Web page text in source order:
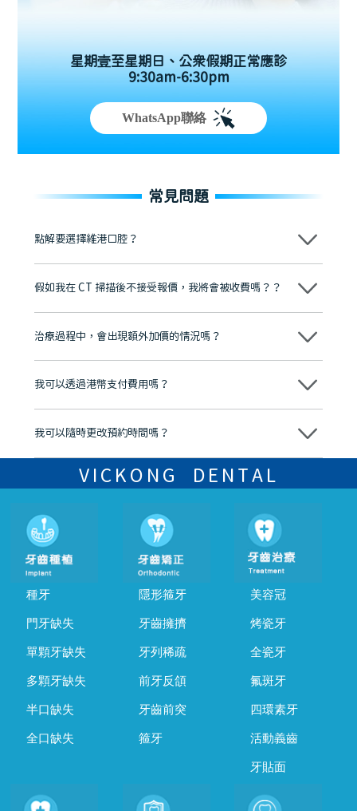
星期壹至星期日、公眾假期正常應診
9:30am-6:30pm
WhatsApp聯絡
常見問題
點解要選擇維港口腔？
維港口腔踐行「醫道濟世」的大學校訓，各分院匯聚來自香港、內地的
牌」、「2025香港企業領袖品牌」，是諾貝爾種植系統全球放心植牙中
至今已服務超過三十個國家和地區的顧客，受到粵港澳大灣區及周邊城
市市民極高的口碑評價及信任推薦 珠海、深圳設有八大分院，香港亦設
有咨詢及服務保障中心，有任何問題都可以隨時預約免費咨詢，讓人十
假如我在 CT 掃描後不接受報價，我將會被收費嗎？？
不會！只要未開始實際服務之前，你不會被收取任何費用。
治療過程中，會出現額外加價的情況嗎？
不會，治療前我們會詳細說明治療方案及對應的價錢，顧客同意並簽字
我可以透過港幣支付費用嗎？
可以。維港口腔會按照當日匯率轉算收取費用，而匯率會及時告知客人
我可以隨時更改預約時間嗎？
可以，請盡早通過wechat或whatsapp聯絡我們，告知我們你原本預約
的時間及資料，並且重新預約的日期及時段
VICKONG DENTAL
種牙
門牙缺失
單顆牙缺失
多顆牙缺失
半口缺失
全口缺失
隱形箍牙
牙齒擁擠
牙列稀疏
前牙反頜
牙齒前突
箍牙
美容冠
烤瓷牙
全瓷牙
氟斑牙
四環素牙
活動義齒
牙貼面